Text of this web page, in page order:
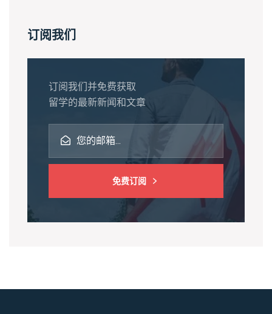
订阅我们
订阅我们并免费获取
留学的最新新闻和文章
免费订阅